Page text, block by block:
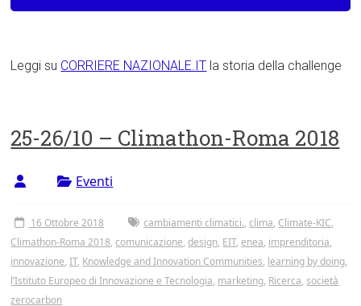
Leggi su CORRIERE NAZIONALE.IT la storia della challenge
25-26/10 – Climathon-Roma 2018
Eventi
16 Ottobre 2018 cambiamenti climatici.,clima, Climate-KIC,
Climathon-Roma 2018,comunicazione,design, EIT,enea, imprenditoria,
innovazione,IT, Knowledge and Innovation Communities, learning by doing,
l’Istituto Europeo di Innovazione e Tecnologia, marketing, Ricerca,società
zerocarbon